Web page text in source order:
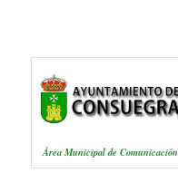
Área Municipal de Comunicación